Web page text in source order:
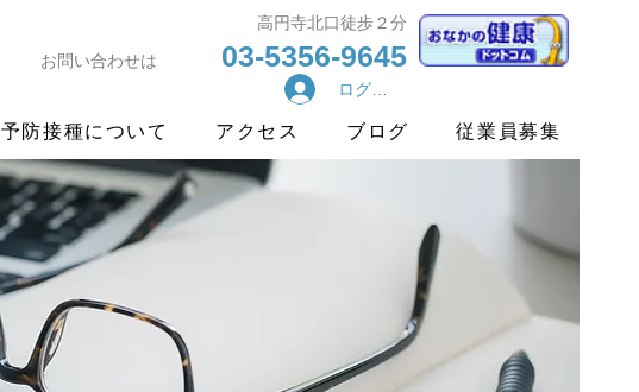
​高円寺北口徒歩２分
お問い合わせは
03-5356-9645
予防接種について アクセス ブログ 従業員募集
ログイン